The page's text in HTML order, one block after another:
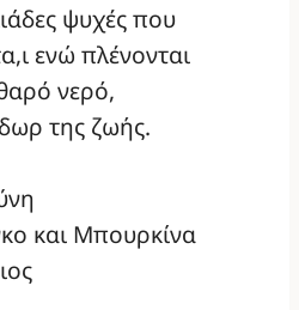
ψυχές που
ενώ πλένονται
νερό,
της ζωής.
και Μπουρκίνα